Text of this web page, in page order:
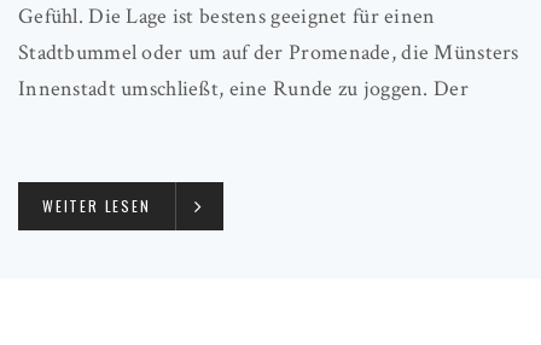
Gefühl. Die Lage ist bestens geeignet für einen
Stadtbummel oder um auf der Promenade, die Münsters
Innenstadt umschließt, eine Runde zu joggen. Der
WEITER LESEN